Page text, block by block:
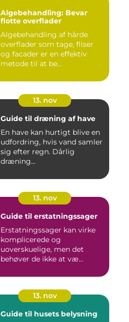
Algebehandling: Bevar
flotte overflader
Algebehandling af hårde
overflader som tage, fliser
og facader er en effektiv
metode til at be...
13. nov
Guide til dræning af have
En have kan hurtigt blive en
udfordring, hvis vand samler
sig efter regn. Dårlig
dræning...
13. nov
Guide til erstatningssager
Erstatningssager kan virke
komplicerede og
uoverskuelige, men det
behøver de ikke at væ...
13. nov
Guide til husets belysning